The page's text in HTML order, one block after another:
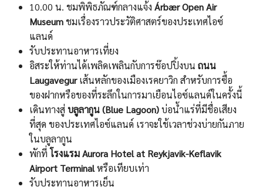
10.00 น. ชมพิพิธภัณฑ์กลางแจ้ง Árbær Open Air
Museumชมเรื่องราวประวัติศาสตร์ของประเทศไอซ์
แลนด์
รับประทานอาหารเที่ยง
อิสระให้ท่านได้เพลิดเพลินกับการช๊อปปิ้งบน ถนน
Laugavegurเส้นหลักของเมืองเรคยาวิก สำหรับการซื้อ
ของฝากหรือของที่ระลึกในการมาเยือนไอซ์แลนด์ในครั้งนี้
เดินทางสู่บลูลากูน (Blue Lagoon)บ่อนํ้าแร่ที่มีชื่อเสียง
ที่สุด ของประเทศไอซ์แลนด์ เราจะใช้เวลาช่วงบ่ายกันภาย
ในบลูลากูน
พักที่ โรงแรม Aurora Hotel at Reykjavik-Keflavik
Airport Terminalหรือเทียบเท่า
รับประทานอาหารเย็น